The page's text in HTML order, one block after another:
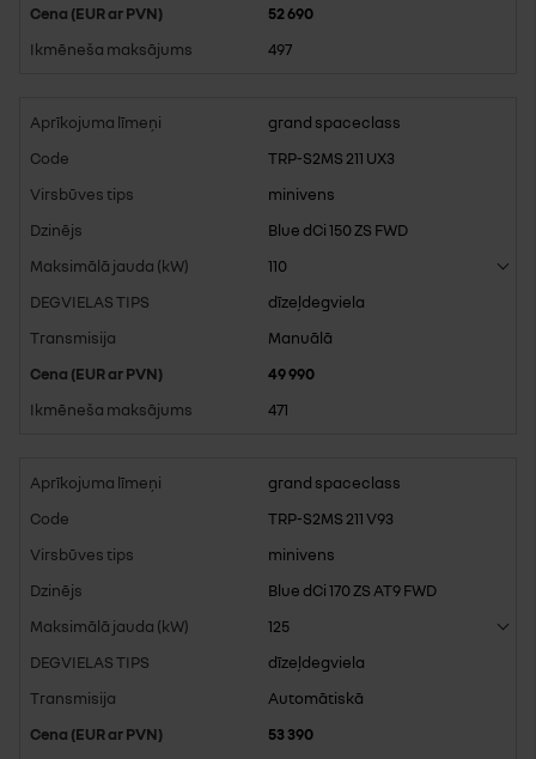
52 690
497
grand spaceclass
TRP-S2MS 211 UX3
minivens
Blue dCi 150 ZS FWD
110
dīzeļdegviela
Manuālā
49 990
471
grand spaceclass
TRP-S2MS 211 V93
minivens
Blue dCi 170 ZS AT9 FWD
125
dīzeļdegviela
Automātiskā
53 390